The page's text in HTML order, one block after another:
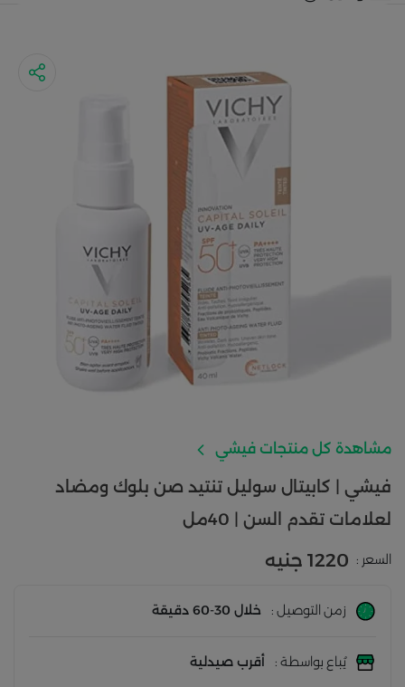
مشاهدة كل منتجات فيشي
فيشي | كابيتال سوليل تنتيد صن بلوك ومضاد
لعلامات تقدم السن | 40مل
السعر : 1220 جنيه
زمن التوصيل : خلال 30-60 دقيقة
يُباع بواسطة : أقرب صيدلية